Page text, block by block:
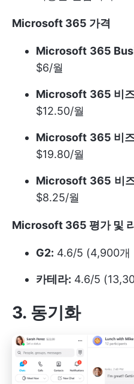
Microsoft 365 가격
Microsoft 365
$6/월
Microsoft 365 비
$12.50/월
Microsoft 365 비
$19.80/월
Microsoft 365 비
$8.25/월
Microsoft 365 평가 및
G2: 4.6/5 (4,900개
카테라: 4.6/5
3. 동기화